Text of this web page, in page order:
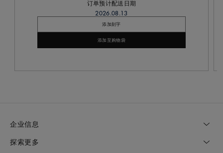
订单预计配送日期
2026.08.13
添加刻字
添加至购物袋
企业信息
探索更多